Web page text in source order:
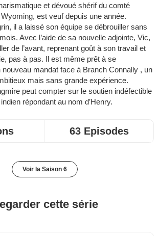
et dévoué shérif du comté
est veuf depuis une année.
il a laissé son équipe se débrouiller sans
Avec l’aide de sa nouvelle adjointe, Vic,
de l’avant, reprenant goût à son travail et
pas à pas. Il est même prêt à se
nouveau mandat face à Branch Connally , un
mais sans grande expérience.
peut compter sur le soutien indéfectible
répondant au nom d’Henry.
63 Episodes
Voir la Saison 6
cette série